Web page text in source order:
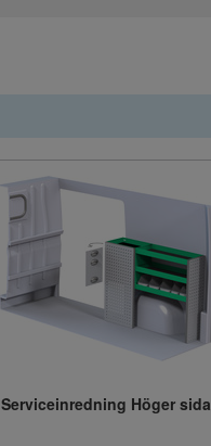
Serviceinredning Höger sida